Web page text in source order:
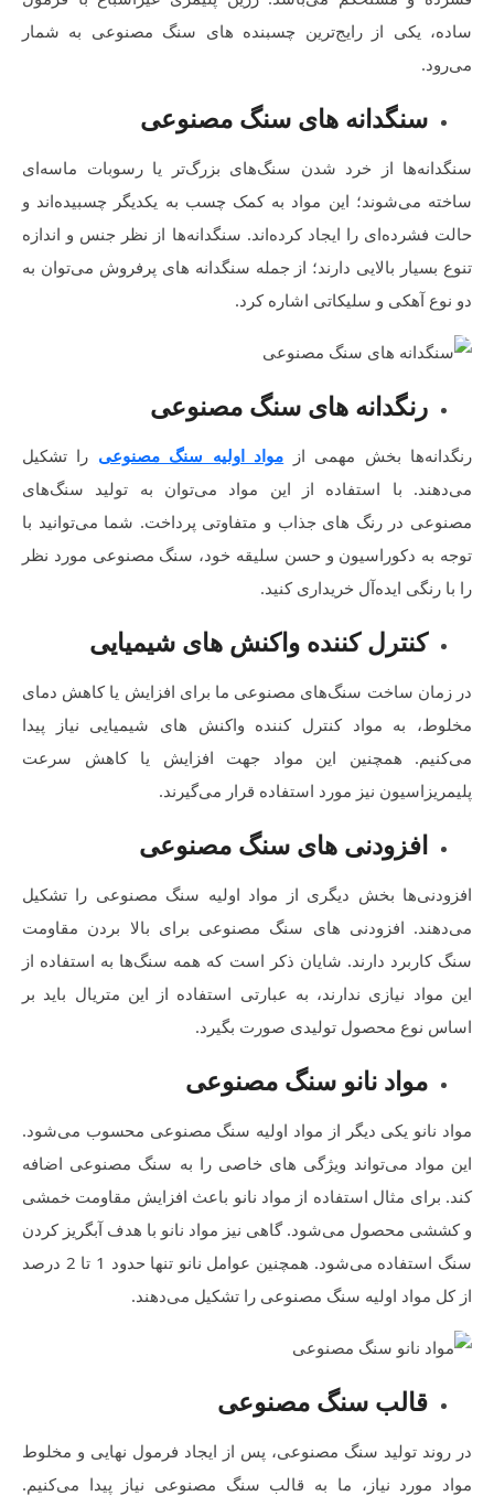
ساده، یکی از رایج‌ترین چسبنده ‌های سنگ مصنوعی به شمار
می‌رود.
سنگدانه‌ های سنگ مصنوعی
سنگدانه‌ها از خرد شدن سنگ‌های بزرگ‌تر یا رسوبات ماسه‌ای
ساخته می‌شوند؛ این مواد به کمک چسب به یکدیگر چسبیده‌اند و
حالت فشرده‌ای را ایجاد کرده‌اند. سنگدانه‌ها از نظر جنس و اندازه
تنوع بسیار بالایی دارند؛ از جمله سنگدانه های پرفروش می‌توان به
دو نوع آهکی و سلیکاتی اشاره کرد.
رنگدانه ‌های سنگ مصنوعی
رنگدانه‌ها بخش مهمی از مواد اولیه سنگ مصنوعی را تشکیل
می‌دهند. با استفاده از این مواد می‌توان به تولید سنگ‌های
مصنوعی در رنگ های جذاب و متفاوتی پرداخت. شما می‌توانید با
توجه به دکوراسیون و حسن سلیقه خود، سنگ مصنوعی مورد نظر
را با رنگی ایده‌آل خریداری کنید.
کنترل کننده واکنش های شیمیایی
در زمان ساخت سنگ‌های مصنوعی ما برای افزایش یا کاهش دمای
مخلوط، به مواد کنترل کننده واکنش های شیمیایی نیاز پیدا
می‌کنیم. همچنین این مواد جهت افزایش یا کاهش سرعت
پلیمریزاسیون نیز مورد استفاده قرار می‌گیرند.
افزودنی های سنگ مصنوعی
افزودنی‌ها بخش دیگری از مواد اولیه سنگ مصنوعی را تشکیل
می‌دهند. افزودنی های سنگ مصنوعی برای بالا بردن مقاومت
سنگ کاربرد دارند. شایان ذکر است که همه سنگ‌ها به استفاده از
این مواد نیازی ندارند، به عبارتی استفاده از این متریال باید بر
اساس نوع محصول تولیدی صورت بگیرد.
مواد نانو سنگ مصنوعی
مواد نانو یکی دیگر از مواد اولیه سنگ مصنوعی محسوب می‌شود.
این مواد می‌تواند ویژگی های خاصی را به سنگ مصنوعی اضافه
کند. برای مثال استفاده از مواد نانو باعث افزایش مقاومت خمشی
و کششی محصول می‌شود. گاهی نیز مواد نانو با هدف آبگریز کردن
سنگ استفاده می‌شود. همچنین عوامل نانو تنها حدود 1 تا 2 درصد
از کل مواد اولیه سنگ مصنوعی را تشکیل می‌دهند.
قالب سنگ مصنوعی
در روند تولید سنگ مصنوعی، پس از ایجاد فرمول نهایی و مخلوط
مواد مورد نیاز، ما به قالب سنگ مصنوعی نیاز پیدا می‌کنیم.